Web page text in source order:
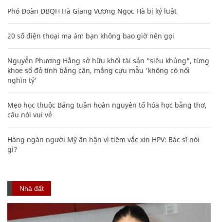
Phó Đoàn ĐBQH Hà Giang Vương Ngọc Hà bị kỷ luật
20 số điện thoại ma ám bạn không bao giờ nên gọi
Nguyễn Phương Hằng sở hữu khối tài sản "siêu khủng", từng
khoe sổ đỏ tính bằng cân, mắng cựu mẫu 'không có nổi
nghìn tỷ'
Mẹo học thuộc Bảng tuần hoàn nguyên tố hóa học bằng thơ,
câu nói vui vẻ
Hàng ngàn người Mỹ ân hận vì tiêm vắc xin HPV: Bác sĩ nói
gì?
Nhà đất